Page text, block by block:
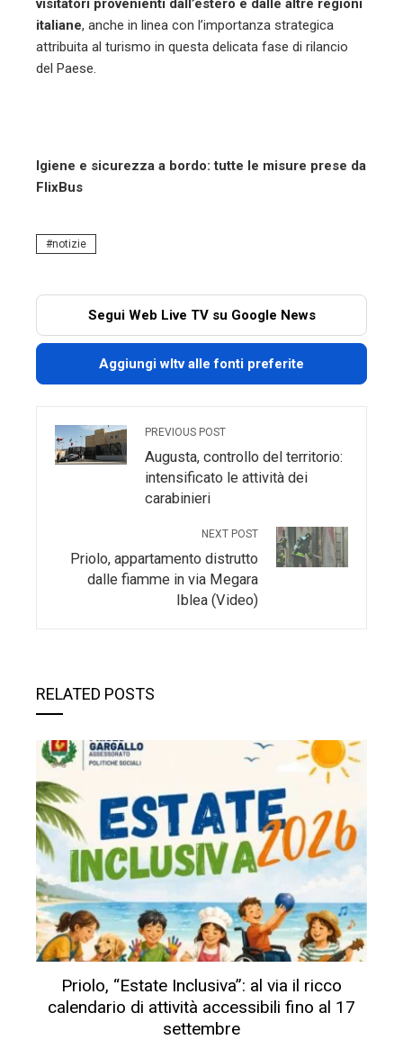
visitatori provenienti dall’estero e dalle altre regioni
italiane, anche in linea con l’importanza strategica
attribuita al turismo in questa delicata fase di rilancio
del Paese.
Igiene e sicurezza a bordo: tutte le misure prese da
FlixBus
notizie
Segui Web Live TV su Google News
Aggiungi wltv alle fonti preferite
PREVIOUS POST
Augusta, controllo del territorio:
intensificato le attività dei
carabinieri
NEXT POST
Priolo, appartamento distrutto
dalle fiamme in via Megara
Iblea (Video)
RELATED POSTS
Priolo, “Estate Inclusiva”: al via il ricco
calendario di attività accessibili fino al 17
settembre